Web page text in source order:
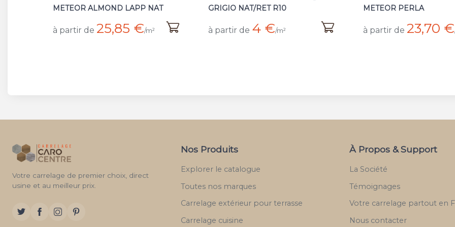
GRIGIO NAT/RET R10
à partir de 4 €/m²
METEOR PERLA
à partir de 23,70 €
NERO LAPPATO
à partir de 15,28 €/
Votre carrelage de premier choix, direct
usine et au meilleur prix.
Nos Produits
Explorer le catalogue
Toutes nos marques
Carrelage extérieur pour terrasse
Carrelage cuisine
À Propos & Support
La Société
Témoignages
Votre carrelage partout en
Nous contacter